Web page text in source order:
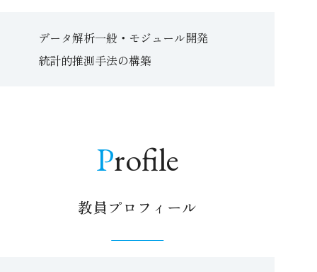
データ解析一般・モジュール開発
統計的推測手法の構築
Profile
教員プロフィール